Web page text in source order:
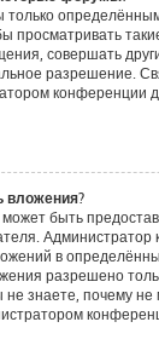
просматривать
совершать
разрешение.
конференции
вложения?
быть
в
разрешено
знаете, почему